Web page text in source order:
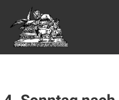
springen
WEBSITE DES
APOSTELAMTES JESU
CHRISTI KÖR